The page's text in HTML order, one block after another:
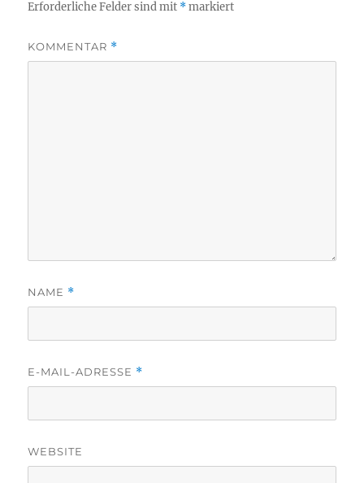
Erforderliche Felder sind mit *markiert
KOMMENTAR *
NAME *
E-MAIL-ADRESSE *
WEBSITE